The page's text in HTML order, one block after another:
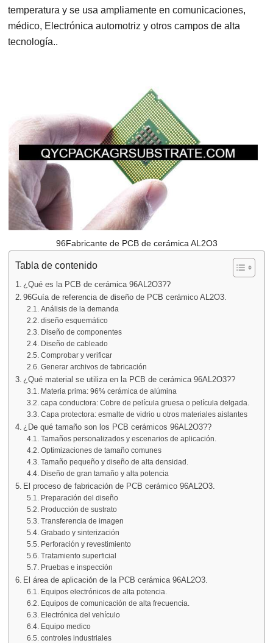
temperatura y se usa ampliamente en comunicaciones,
médico, Electrónica automotriz y otros campos de alta
tecnología..
96Fabricante de PCB de cerámica AL2O3
Tabla de contenido
¿Qué es la PCB de cerámica 96AL2O3??
96Guía de referencia de diseño de PCB cerámico AL2O3.
Análisis de la demanda
diseño esquemático
Diseño de componentes
Diseño de cableado
Comprobar y verificar
Generar archivos de fabricación
¿Qué material se utiliza en la PCB de cerámica 96AL2O3??
Materia prima: 96% cerámica de alúmina
capa conductora: Cobre de película gruesa o película delgada.
Capa protectora: esmalte de vidrio u otros materiales aislantes
¿De qué tamaño son los PCB cerámicos 96AL2O3??
Tamaños personalizados y escenarios de aplicación.
Optimizaciones de tamaño comunes
Tamaño pequeño y diseño de alta densidad.
Diseño de gran tamaño y alta potencia
El proceso de fabricación de PCB cerámico 96AL2O3.
Preparación del diseño
Producción de sustrato
Transferencia de imagen
Grabado y sinterización
Perforación y revestimiento
Tratamiento superficial
Pruebas e inspección
El área de aplicación de la PCB cerámica 96AL2O3.
Equipos electrónicos de alta potencia.
Equipos de comunicación de alta frecuencia.
Electrónica del vehículo
Equipo medico
controles industriales